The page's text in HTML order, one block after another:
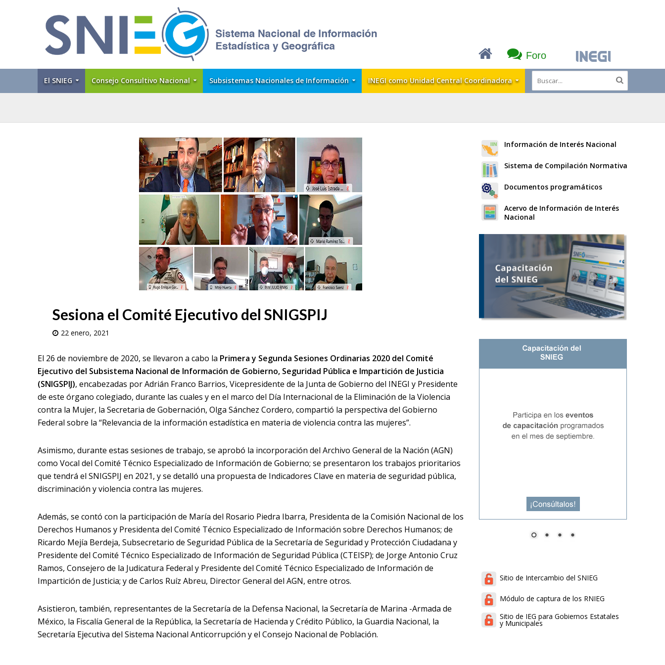
Foro
El SNIEG Consejo Consultivo Nacional Subsistemas Nacionales de Información INEGI como Unidad Central Coordinadora
Sesiona el Comité Ejecutivo del SNIGSPIJ
22 enero, 2021
El 26 de noviembre de 2020, se llevaron a cabo la Primera y Segunda Sesiones Ordinarias 2020 del Comité
Ejecutivo del Subsistema Nacional de Información de Gobierno, Seguridad Pública e Impartición de Justicia
(SNIGSPIJ), encabezadas por Adrián Franco Barrios, Vicepresidente de la Junta de Gobierno del INEGI y Presidente
de este órgano colegiado, durante las cuales y en el marco del Día Internacional de la Eliminación de la Violencia
contra la Mujer, la Secretaria de Gobernación, Olga Sánchez Cordero, compartió la perspectiva del Gobierno
Federal sobre la “Relevancia de la información estadística en materia de violencia contra las mujeres”.
Asimismo, durante estas sesiones de trabajo, se aprobó la incorporación del Archivo General de la Nación (AGN)
como Vocal del Comité Técnico Especializado de Información de Gobierno; se presentaron los trabajos prioritarios
que tendrá el SNIGSPIJ en 2021, y se detalló una propuesta de Indicadores Clave en materia de seguridad pública,
discriminación y violencia contra las mujeres.
Además, se contó con la participación de María del Rosario Piedra Ibarra, Presidenta de la Comisión Nacional de los
Derechos Humanos y Presidenta del Comité Técnico Especializado de Información sobre Derechos Humanos; de
Ricardo Mejía Berdeja, Subsecretario de Seguridad Pública de la Secretaría de Seguridad y Protección Ciudadana y
Presidente del Comité Técnico Especializado de Información de Seguridad Pública (CTEISP); de Jorge Antonio Cruz
Ramos, Consejero de la Judicatura Federal y Presidente del Comité Técnico Especializado de Información de
Impartición de Justicia; y de Carlos Ruíz Abreu, Director General del AGN, entre otros.
Asistieron, también, representantes de la Secretaría de la Defensa Nacional, la Secretaría de Marina -Armada de
México, la Fiscalía General de la República, la Secretaría de Hacienda y Crédito Público, la Guardia Nacional, la
Secretaría Ejecutiva del Sistema Nacional Anticorrupción y el Consejo Nacional de Población.
Información de Interés Nacional
Sistema de Compilación Normativa
Documentos programáticos
Acervo de Información de Interés
Nacional
Sitio de Intercambio del SNIEG
Módulo de captura de los RNIEG
Sitio de IEG para Gobiernos Estatales
y Municipales